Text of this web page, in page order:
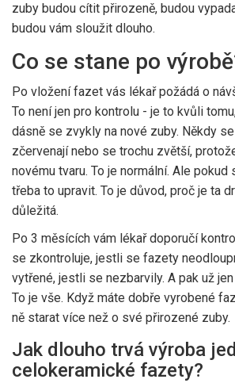
zuby budou cítit přirozeně, budou
budou vám sloužit dlouho.
Co se stane po
Po vložení fazet vás lékař požádá o
To není jen pro kontrolu - je to kvůli
dásně se zvykly na nové zuby. Někdy
zčervenají nebo se trochu zvětší,
novému tvaru. To je normální. Ale pokud
třeba to upravit. To je důvod, proč je ta
důležitá.
Po 3 měsících vám lékař doporučí
se zkontroluje, jestli se fazety
vytřené, jestli se nezbarvily. A pak už
To je vše. Když máte dobře vyrobené
ně starat více než o své přirozené zuby.
Jak dlouho trvá výroba
celokeramické fazety?